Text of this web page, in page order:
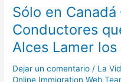
Sólo en Canadá
Conductores
Alces Lamer
Dejar un comentario / La
Online Immigration Web
Permitan
a
los
Alces
los